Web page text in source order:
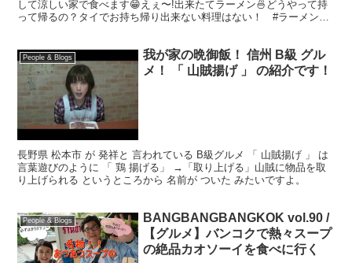
して涼しい家で食べます😁えぇ〜!出来たてラーメン🍜どうやって持
って帰るの？タイでお持ち帰り出来ない料理はない！ #ラーメン
People & Blogs
我が家の晩御飯！ 信州 B級 グル
メ！ 「 山賊揚げ 」 の紹介です！
長野県 松本市 が 発祥と 言われている B級グルメ 「 山賊揚げ 」 は
言葉遊びのように 「 鶏 揚げる」 →「取り上げる」山賊に物品を取
り上げられる というところから 名前が ついた みたいですよ。
People & Blogs
BANGBANGBANGKOK vol.90 /
【グルメ】バンコクで熱々スープ
の絶品カオソーイを食べに行く